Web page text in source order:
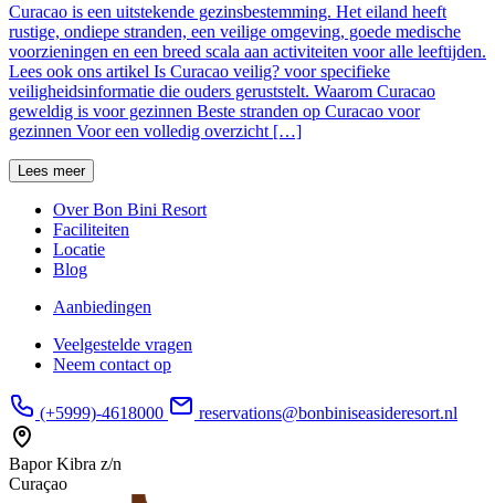
Curacao is een uitstekende gezinsbestemming. Het eiland heeft
rustige, ondiepe stranden, een veilige omgeving, goede medische
voorzieningen en een breed scala aan activiteiten voor alle leeftijden.
Lees ook ons artikel Is Curacao veilig? voor specifieke
veiligheidsinformatie die ouders geruststelt. Waarom Curacao
geweldig is voor gezinnen Beste stranden op Curacao voor
gezinnen Voor een volledig overzicht […]
Lees meer
Over Bon Bini Resort
Faciliteiten
Locatie
Blog
Aanbiedingen
Veelgestelde vragen
Neem contact op
(+5999)-4618000 reservations@bonbiniseasideresort.nl
Bapor Kibra z/n
Curaçao